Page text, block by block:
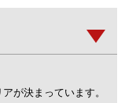
が決まっています。